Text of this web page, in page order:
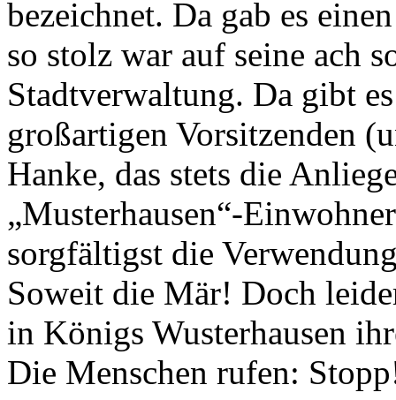
bezeichnet. Da gab es
so stolz war auf seine ach
Stadtverwaltung. Da gibt
großartigen Vorsitzenden
Hanke, das stets die
„Musterhausen“-
sorgfältigst die
Soweit die Mär! Doch
in Königs Wusterhausen
Die Menschen rufen: